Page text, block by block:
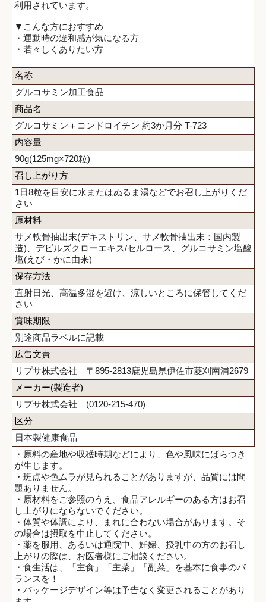
利用されています。
▼こんな方におすすめ
・運動時の違和感が気になる方
・若々しくありたい方
名称
グルコサミン加工食品
商品名
グルコサミン＋コンドロイチン 約3か月分 T-723
内容量
90g(125mg×720粒)
召し上がり方
1日8粒を目安に水またはぬるま湯などでお召し上がりくだ
さい
原材料
サメ軟骨抽出末(デキストリン、サメ軟骨抽出末：国内製
造)、デビルズクローエキス/セルロース、グルコサミン塩酸
塩(えび・かに由来)
保存方法
直射日光、高温多湿を避け、涼しいところに保管してくだ
さい
賞味期限
別途商品ラベルに記載
広告文責
リプサ株式会社 〒895-2813鹿児島県伊佐市菱刈南浦2679
メーカー(製造者)
リプサ株式会社 (0120-215-470)
区分
日本製健康食品
・原料の産地や収穫時期などにより、色や風味にばらつき
が生じます。
・斑点や色ムラが見られることがありますが、品質には問
題ありません。
・原材料をご参照のうえ、食品アレルギーのある方はお召
し上がりにならないでください。
・体質や体調により、まれに合わない場合があります。そ
の場合は摂取を中止してください。
・薬を服用、あるいは通院中、妊婦、授乳中の方のお召し
上がりの際は、お医者様にご相談ください。
・食生活は、「主食」「主菜」「副菜」を基本に食事のバ
ランスを！
・パッケージデザイン等は予告なく変更されることがあり